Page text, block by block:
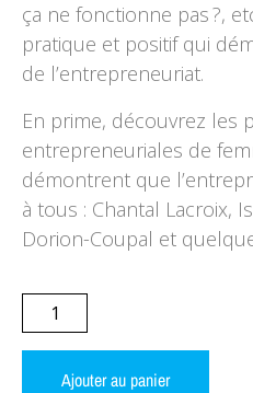
ça ne fonctionne pas ?,
pratique et positif qui
de l’entrepreneuriat.
En prime, découvrez les
entrepreneuriales de
démontrent que
à tous : Chantal Lacroix,
Dorion-Coupal et
Ajouter au panier